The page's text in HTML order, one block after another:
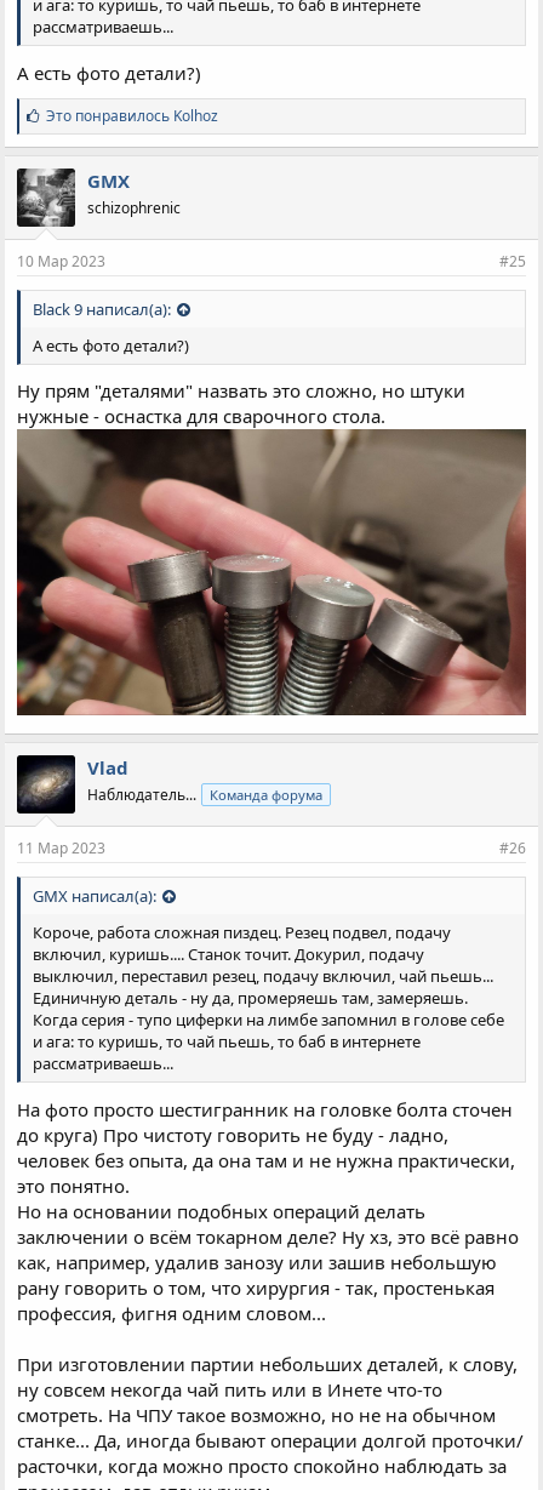
и ага: то куришь, то чай пьешь, то баб в интернете
рассматриваешь...
А есть фото детали?)
С
и
м
п
а
т
и
:
Это понравилось Kolhoz
GMX
schizophrenic
10 Мар 2023 #25
Black 9 написал(а):
А есть фото детали?)
Ну прям "деталями" назвать это сложно, но штуки
нужные - оснастка для сварочного стола.
Vlad
Наблюдатель... Команда форума
11 Мар 2023 #26
GMX написал(а):
Короче, работа сложная пиздец. Резец подвел, подачу
включил, куришь.... Станок точит. Докурил, подачу
выключил, переставил резец, подачу включил, чай пьешь...
Единичную деталь - ну да, промеряешь там, замеряешь.
Когда серия - тупо циферки на лимбе запомнил в голове себе
и ага: то куришь, то чай пьешь, то баб в интернете
рассматриваешь...
На фото просто шестигранник на головке болта сточен
до круга) Про чистоту говорить не буду - ладно,
человек без опыта, да она там и не нужна практически,
это понятно.
Но на основании подобных операций делать
заключении о всём токарном деле? Ну хз, это всё равно
как, например, удалив занозу или зашив небольшую
рану говорить о том, что хирургия - так, простенькая
профессия, фигня одним словом...
При изготовлении партии небольших деталей, к слову,
ну совсем некогда чай пить или в Инете что-то
смотреть. На ЧПУ такое возможно, но не на обычном
станке... Да, иногда бывают операции долгой проточки/
расточки, когда можно просто спокойно наблюдать за